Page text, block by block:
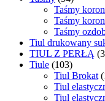
Taśmy
Taśmy
Taśmy
Tiul drukowany
TIUL Z PERŁĄ
Tiule (103)
Tiul Brokat
Tiul
Tiul